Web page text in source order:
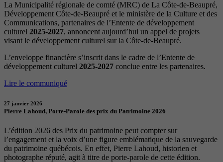
La Municipalité régionale de comté (MRC) de La Côte-de-Beaupré,
Développement Côte-de-Beaupré et le ministère de la Culture et des
Communications, partenaires de l’Entente de développement
culturel 2025-2027, annoncent aujourd’hui un appel de projets
visant le développement culturel sur la Côte-de-Beaupré.
L’enveloppe financière s’inscrit dans le cadre de l’Entente de
développement culturel 2025-2027 conclue entre les partenaires.
Lire le communiqué
27 janvier 2026
Pierre Lahoud, Porte-Parole des prix du Patrimoine 2026
L’édition 2026 des Prix du patrimoine peut compter sur
l’engagement et la voix d’une figure emblématique de la sauvegarde
du patrimoine québécois. En effet, Pierre Lahoud, historien et
photographe réputé, agit à titre de porte-parole de cette édition.